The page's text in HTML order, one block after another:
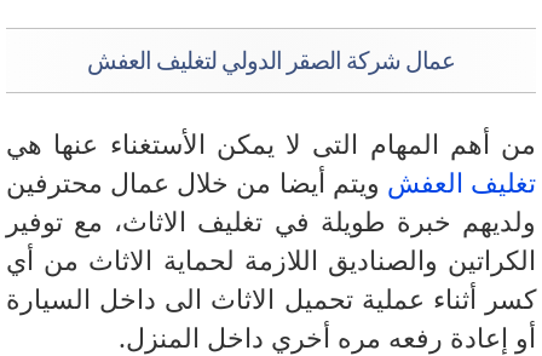
عمال شركة الصقر الدولي لتغليف العفش
أهم المهام التى لا يمكن الأستغناء عنها هي
العفشويتم أيضا من خلال عمال محترفين
خبرة طويلة في تغليف الاثاث، مع توفير
والصناديق اللازمة لحماية الاثاث من أي
أثناء عملية تحميل الاثاث الى داخل السيارة
إعادة رفعه مره أخري داخل المنزل.